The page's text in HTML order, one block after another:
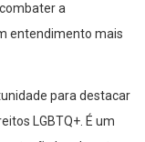
a
entendimento mais
para destacar
LGBTQ+. É um